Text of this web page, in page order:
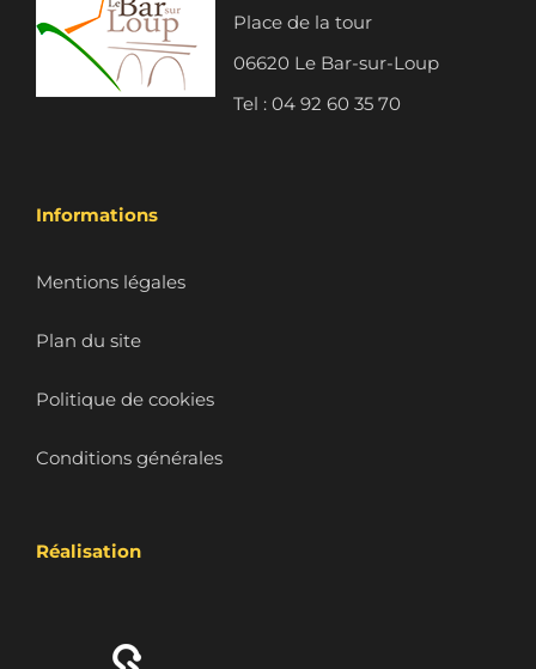
Place de la tour
06620 Le Bar-sur-Loup
Tel : 04 92 60 35 70
Informations
Mentions légales
Plan du site
Politique de cookies
Conditions générales
Réalisation